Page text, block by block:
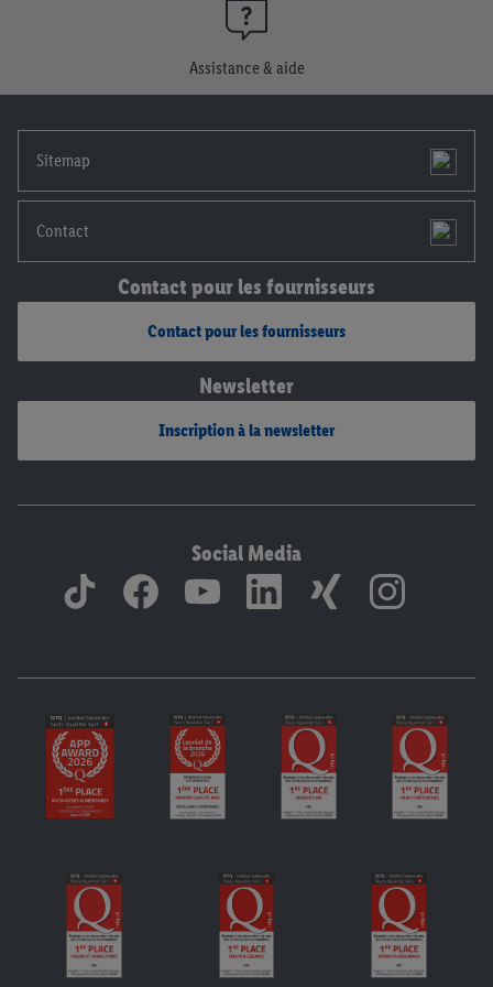
Assistance & aide
Sitemap
Contact
Contact pour les fournisseurs
Contact pour les fournisseurs
Newsletter
Inscription à la newsletter
Social Media
consentement à tout moment avec effet pour l’avenir, dans
mentions légales, c’est ici.